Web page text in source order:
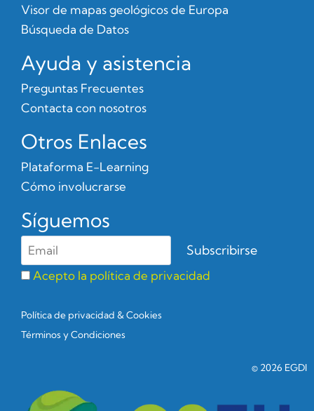
Visor de mapas geológicos de Europa
Búsqueda de Datos
Ayuda y asistencia
Preguntas Frecuentes
Contacta con nosotros
Otros Enlaces
Plataforma E-Learning
Cómo involucrarse
Síguemos
Acepto la política de privacidad
Política de privacidad & Cookies
Términos y Condiciones
© 2026 EGDI